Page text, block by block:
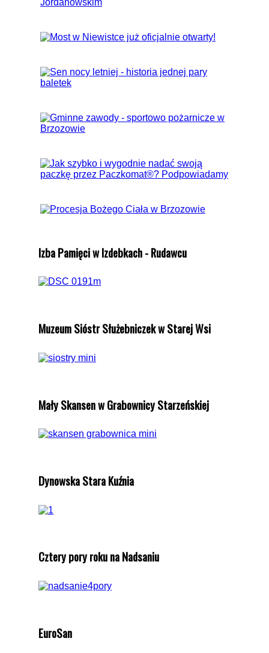
Izba Pamięci w Izdebkach - Rudawcu
Muzeum Sióstr Służebniczek w Starej Wsi
Mały Skansen w Grabownicy Starzeńskiej
Dynowska Stara Kuźnia
Cztery pory roku na Nadsaniu
EuroSan